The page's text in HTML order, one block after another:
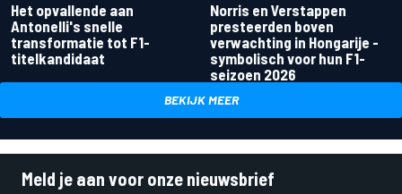
Het opvallende aan
Antonelli's snelle
transformatie tot F1-
titelkandidaat
Norris en Verstappen
presteerden boven
verwachting in Hongarije -
symbolisch voor hun F1-
seizoen 2026
BEKIJK MEER
Meld je aan voor onze nieuwsbrief